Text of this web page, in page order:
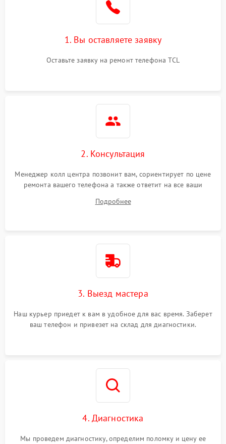
1. Вы оставляете заявку
Оставьте заявку на ремонт телефона TCL
2. Консультация
Менеджер колл центра позвонит вам, сориентирует по цене
ремонта вашего телефона а также ответит на все ваши
Подробнее
3. Выезд мастера
Наш курьер приедет к вам в удобное для вас время. Заберет
ваш телефон и привезет на склад для диагностики.
4. Диагностика
Мы проведем диагностику, определим поломку и цену ее